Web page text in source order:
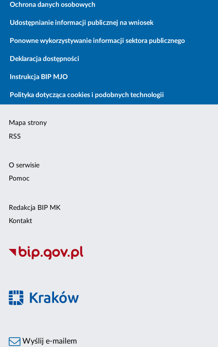
Ochrona danych osobowych
Udostępnianie informacji publicznej na wniosek
Ponowne wykorzystywanie informacji sektora publicznego
Deklaracja dostępności
Instrukcja BIP MJO
Polityka dotycząca cookies i podobnych technologii
Mapa strony
RSS
O serwisie
Pomoc
Redakcja BIP MK
Kontakt
Wyślij e-mailem